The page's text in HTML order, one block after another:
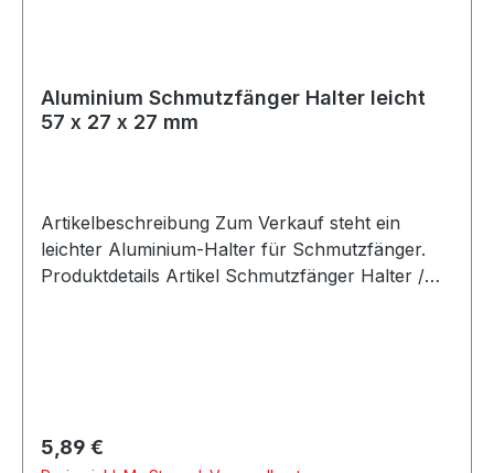
Aluminium Schmutzfänger Halter leicht
57 x 27 x 27 mm
Artikelbeschreibung Zum Verkauf steht ein
leichter Aluminium-Halter für Schmutzfänger.
Produktdetails Artikel Schmutzfänger Halter /
gefertigter Aluminium-Halter zur Befestigung
Regulärer Preis:
5,89 €